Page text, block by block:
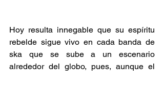
Hoy resulta innegable que su espíritu
rebelde sigue vivo en cada banda de
ska que se sube a un escenario
alrededor del globo, pues, aunque el